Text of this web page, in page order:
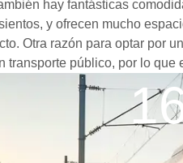
hay fantásticas
y ofrecen mucho
Otra razón para optar por
público, por lo que